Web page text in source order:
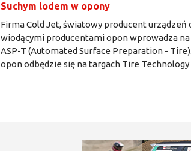
Suchym lodem w opony
Firma Cold Jet, światowy producent urządzeń
wiodącymi producentami opon wprowadza
ASP-T (Automated Surface Preparation -
opon odbędzie się na targach Tire